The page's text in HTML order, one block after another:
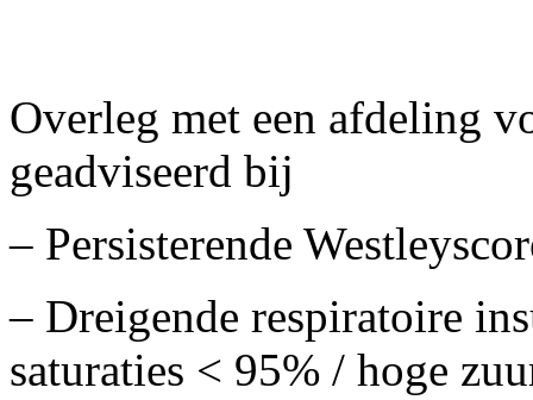
Overleg met een afdeling
geadviseerd bij
– Persisterende
– Dreigende respiratoire
saturaties < 95% / hoge